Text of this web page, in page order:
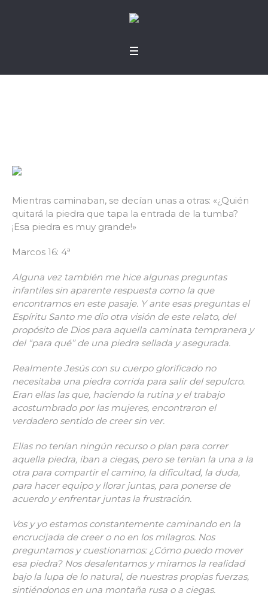
Mientras caminaban, se decían unas a otras: «¿Quién
quitará la piedra que tapa la entrada de la tumba?
¡Esa piedra es muy grande!»
Marcos 16: 4ª
Alguna vez también me hice algunas preguntas
infantiles sin aparente respuesta como la que
encontramos en este pasaje. Y ante esas preguntas el
Espíritu Santo me dio otra visión de este relato, del
propósito de Dios para aquella caminata tempranera y
del “para qué” de una piedra sellada y asegurada.
Realmente Jesús con su cuerpo glorificado no
necesitaba una piedra corrida para salir del sepulcro.
Eran ellas las que, haciendo la rutina y el trabajo
acostumbrado por las mujeres, encontraron el
verdadero sentido de creer sin ver.
Ellas no tenían ningún recurso o plan para correr
aquella piedra, iban a ciegas, pero se tenían la una a la
otra para compartir el camino, la dificultad, la duda,
para hacer equipo y llorar juntas, para ponerse de
acuerdo y enfrentar juntas la frustración.
Vos y yo estamos constantemente caminando en la
encrucijada de creer o no en los milagros. Nos
preguntamos y cuestionamos: ¿Cómo puedo mover
esa piedra? Nos desalentamos y miramos la realidad
bajo la lupa de lo natural, de nuestras propias fuerzas,
sintiéndonos en una montaña rusa o a ciegas.